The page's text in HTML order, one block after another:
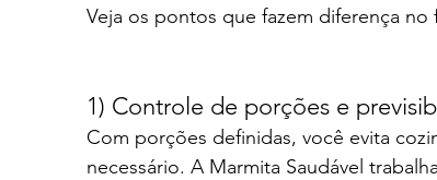
Veja os pontos que fazem diferença no
1) Controle de porções e
Com porções definidas, você evita
necessário. A Marmita Saudável